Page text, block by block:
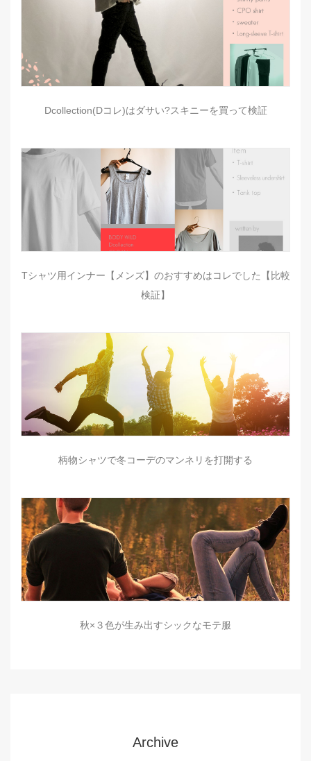
Dcollection(Dコレ)はダサい?スキニーを買って検証
Tシャツ用インナー【メンズ】のおすすめはコレでした【比較
検証】
柄物シャツで冬コーデのマンネリを打開する
秋×３色が生み出すシックなモテ服
Archive